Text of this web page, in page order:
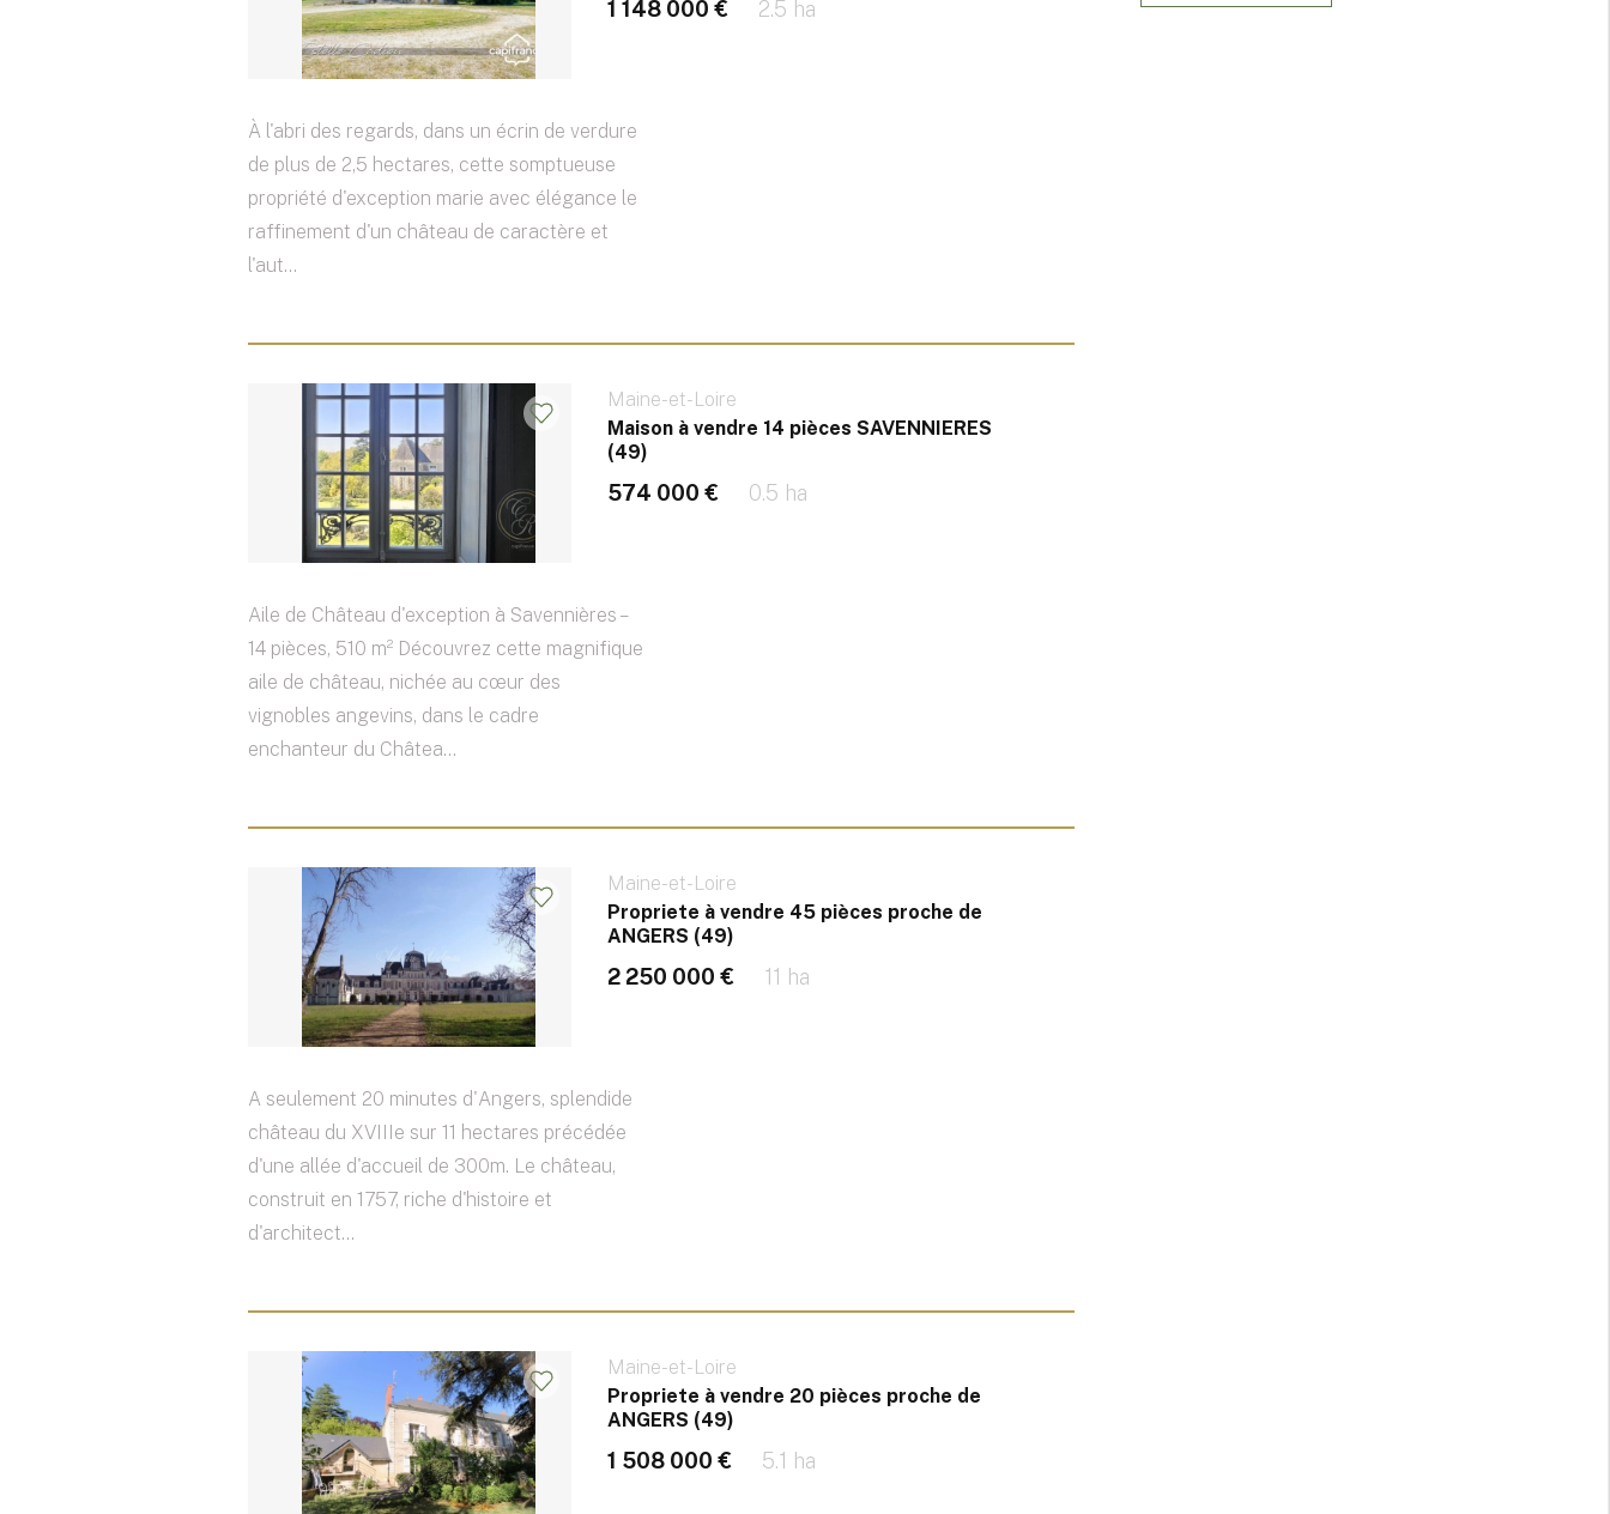
1 148 000 € 2.5 ha
À l'abri des regards, dans un écrin de verdure
de plus de 2,5 hectares, cette somptueuse
propriété d'exception marie avec élégance le
raffinement d'un château de caractère et
l'aut...
Maine-et-Loire
Maison à vendre 14 pièces SAVENNIERES
(49)
574 000 € 0.5 ha
Aile de Château d'exception à Savennières –
14 pièces, 510 m² Découvrez cette magnifique
aile de château, nichée au cœur des
vignobles angevins, dans le cadre
enchanteur du Châtea...
Maine-et-Loire
Propriete à vendre 45 pièces proche de
ANGERS (49)
2 250 000 € 11 ha
A seulement 20 minutes d'Angers, splendide
château du XVIIIe sur 11 hectares précédée
d'une allée d'accueil de 300m. Le château,
construit en 1757, riche d'histoire et
d'architect...
Maine-et-Loire
Propriete à vendre 20 pièces proche de
ANGERS (49)
1 508 000 € 5.1 ha